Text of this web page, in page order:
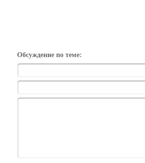
Обсуждение по теме: